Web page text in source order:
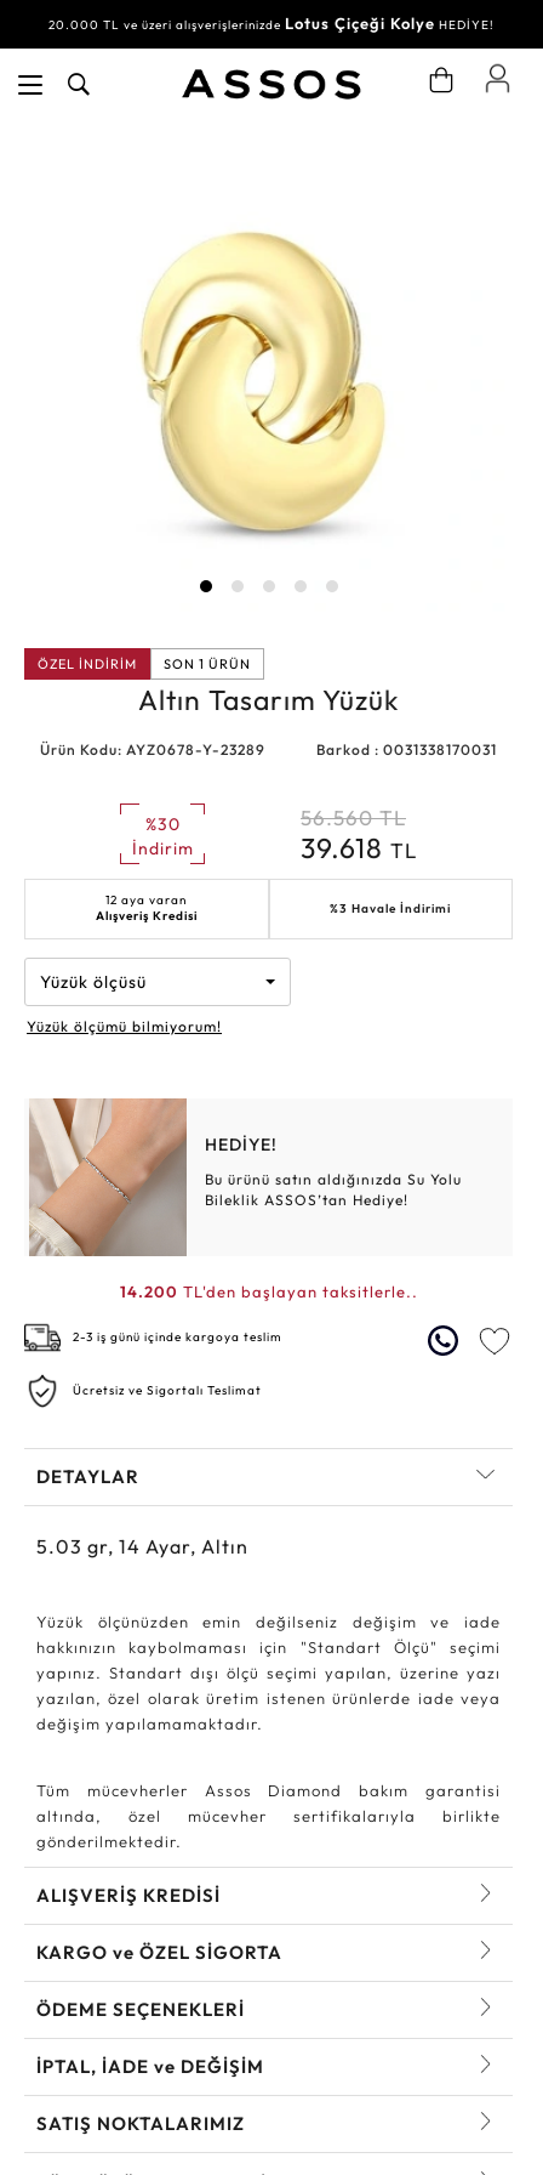
20.000 TL ve üzeri alışverişlerinizde Lotus Çiçeği Kolye HEDİYE!
ÖZEL İNDİRİM SON 1 ÜRÜN
Altın Tasarım Yüzük
Ürün Kodu: AYZ0678-Y-23289 Barkod : 0031338170031
%30
İndirim
56.560 TL
39.618 TL
12 aya varan
Alışveriş Kredisi
%3 Havale İndirimi
Yüzük ölçüsü
Yüzük ölçümü bilmiyorum!
HEDİYE!
Bu ürünü satın aldığınızda Su Yolu
Bileklik ASSOS’tan Hediye!
14.200 TL'den başlayan taksitlerle..
2-3 iş günü içinde kargoya teslim
Ücretsiz ve Sigortalı Teslimat
DETAYLAR
5.03 gr, 14 Ayar, Altın
Yüzük ölçünüzden emin değilseniz değişim ve iade
hakkınızın kaybolmaması için "Standart Ölçü" seçimi
yapınız. Standart dışı ölçü seçimi yapılan, üzerine yazı
yazılan, özel olarak üretim istenen ürünlerde iade veya
değişim yapılamamaktadır.
Tüm mücevherler Assos Diamond bakım garantisi
altında, özel mücevher sertifikalarıyla birlikte
gönderilmektedir.
ALIŞVERİŞ KREDİSİ
KARGO ve ÖZEL SİGORTA
ÖDEME SEÇENEKLERİ
İPTAL, İADE ve DEĞİŞİM
SATIŞ NOKTALARIMIZ